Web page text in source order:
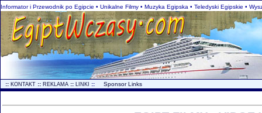
Informator i Przewodnik po Egipcie • Unikalne Filmy • Muzyka Egipska • Teledyski Egipskie •
:: KONTAKT :: REKLAMA :: LINKI :: Sponsor Links